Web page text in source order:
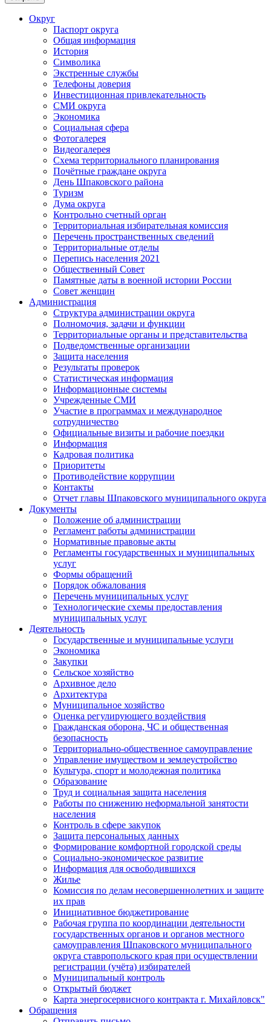
Округ
Паспорт округа
Общая информация
История
Символика
Экстренные службы
Телефоны доверия
Инвестиционная привлекательность
СМИ округа
Экономика
Социальная сфера
Фотогалерея
Видеогалерея
Схема территориального планирования
Почётные граждане округа
День Шпаковского района
Туризм
Дума округа
Контрольно счетный орган
Территориальная избирательная комиссия
Перечень пространственных сведений
Территориальные отделы
Перепись населения 2021
Общественный Совет
Памятные даты в военной истории России
Совет женщин
Администрация
Структура администрации округа
Полномочия, задачи и функции
Территориальные органы и представительства
Подведомственные организации
Защита населения
Результаты проверок
Статистическая информация
Информационные системы
Учрежденные СМИ
Участие в программах и международное
сотрудничество
Официальные визиты и рабочие поездки
Информация
Кадровая политика
Приоритеты
Противодействие коррупции
Контакты
Отчет главы Шпаковского муниципального округа
Документы
Положение об администрации
Регламент работы администрации
Нормативные правовые акты
Регламенты государственных и муниципальных
услуг
Формы обращений
Порядок обжалования
Перечень муниципальных услуг
Технологические схемы предоставления
муниципальных услуг
Деятельность
Государственные и муниципальные услуги
Экономика
Закупки
Сельское хозяйство
Архивное дело
Архитектура
Муниципальное хозяйство
Оценка регулирующего воздействия
Гражданская оборона, ЧС и общественная
безопасность
Территориально-общественное самоуправление
Управление имуществом и землеустройство
Культура, спорт и молодежная политика
Образование
Труд и социальная защита населения
Работы по снижению неформальной занятости
населения
Контроль в сфере закупок
Защита персональных данных
Формирование комфортной городской среды
Социально-экономическое развитие
Информация для освободившихся
Жилье
Комиссия по делам несовершеннолетних и защите
их прав
Инициативное бюджетирование
Рабочая группа по координации деятельности
государственных органов и органов местного
самоуправления Шпаковского муниципального
округа ставропольского края при осуществлении
регистрации (учёта) избирателей
Муниципальный контроль
Открытый бюджет
Карта энергосервисного контракта г. Михайловск"
Обращения